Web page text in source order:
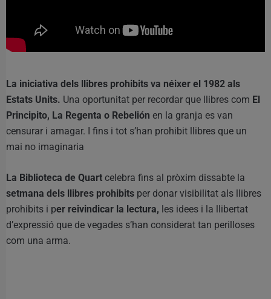
La iniciativa dels llibres prohibits va néixer el 1982 als
Estats Units. Una oportunitat per recordar que llibres com El
Principito, La Regenta o Rebelión en la granja es van
censurar i amagar. I fins i tot s’han prohibit llibres que un
mai no imaginaria
La Biblioteca de Quart celebra fins al pròxim dissabte la
setmana dels llibres prohibits per donar visibilitat als llibres
prohibits i per reivindicar la lectura, les idees i la llibertat
d’expressió que de vegades s’han considerat tan perilloses
com una arma.